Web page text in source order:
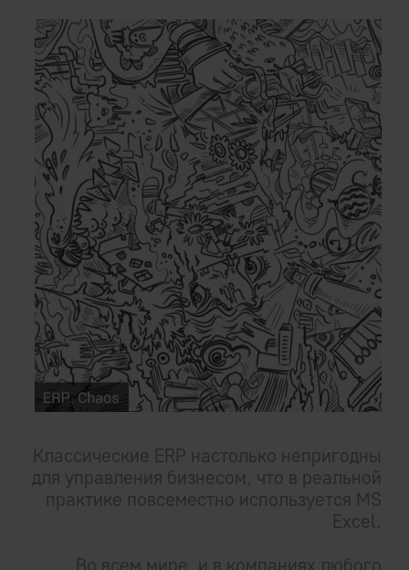
Классические ERP настолько непригодны
для управления бизнесом, что в реальной
практике повсеместно используется MS
Excel.
Во всем мире, и в компаниях любого